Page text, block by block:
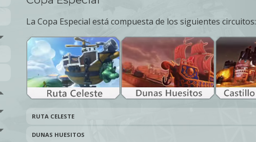
Toggle menu
Toggle menu
Toggle menu
Toggle menu
La Copa Especial está compuesta de los siguientes circuitos:
RUTA CELESTE
DUNAS HUESITOS